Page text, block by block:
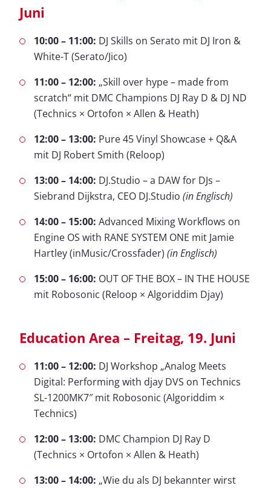
Juni
10:00 – 11:00: DJ Skills on Serato mit DJ Iron &
White-T (Serato/Jico)
11:00 – 12:00: „Skill over hype – made from
scratch“ mit DMC Champions DJ Ray D & DJ ND
(Technics × Ortofon × Allen & Heath)
12:00 – 13:00: Pure 45 Vinyl Showcase + Q&A
mit DJ Robert Smith (Reloop)
13:00 – 14:00: DJ.Studio – a DAW for DJs –
Siebrand Dijkstra, CEO DJ.Studio (in Englisch)
14:00 – 15:00: Advanced Mixing Workflows on
Engine OS with RANE SYSTEM ONE mit Jamie
Hartley (inMusic/Crossfader) (in Englisch)
15:00 – 16:00: OUT OF THE BOX – IN THE HOUSE
mit Robosonic (Reloop × Algoriddim Djay)
Education Area – Freitag, 19. Juni
11:00 – 12:00: DJ Workshop „Analog Meets
Digital: Performing with djay DVS on Technics
SL-1200MK7″ mit Robosonic (Algoriddim ×
Technics)
12:00 – 13:00: DMC Champion DJ Ray D
(Technics × Ortofon × Allen & Heath)
13:00 – 14:00: „Wie du als DJ bekannter wirst